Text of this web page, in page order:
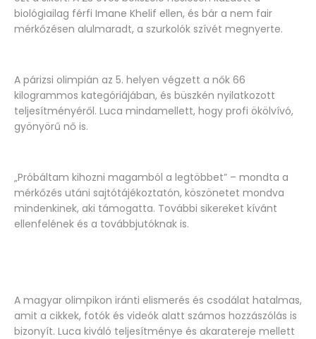
biológiailag férfi Imane Khelif ellen, és bár a nem fair
mérkőzésen alulmaradt, a szurkolók szívét megnyerte.
A párizsi olimpián az 5. helyen végzett a nők 66
kilogrammos kategóriájában, és büszkén nyilatkozott
teljesítményéről. Luca mindamellett, hogy profi ökölvívó,
gyönyörű nő is.
„Próbáltam kihozni magamból a legtöbbet” – mondta a
mérkőzés utáni sajtótájékoztatón, köszönetet mondva
mindenkinek, aki támogatta. További sikereket kívánt
ellenfelének és a továbbjutóknak is.
A magyar olimpikon iránti elismerés és csodálat hatalmas,
amit a cikkek, fotók és videók alatt számos hozzászólás is
bizonyít. Luca kiváló teljesítménye és akaratereje mellett